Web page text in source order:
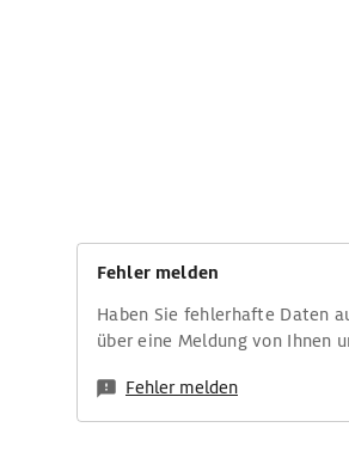
Fehler melden
Haben Sie fehlerhafte Daten
über eine Meldung von Ihnen
Fehler melden